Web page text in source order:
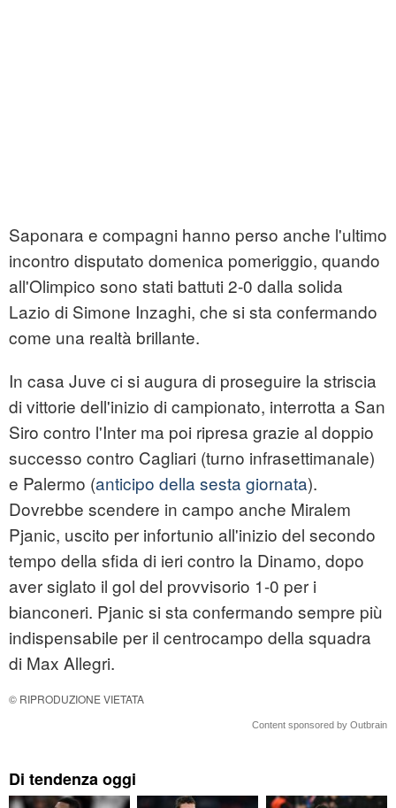
Saponara e compagni hanno perso anche l'ultimo
incontro disputato domenica pomeriggio, quando
all'Olimpico sono stati battuti 2-0 dalla solida
Lazio di Simone Inzaghi, che si sta confermando
come una realtà brillante.
In casa Juve ci si augura di proseguire la striscia
di vittorie dell'inizio di campionato, interrotta a San
Siro contro l'Inter ma poi ripresa grazie al doppio
successo contro Cagliari (turno infrasettimanale)
e Palermo (anticipo della sesta giornata).
Dovrebbe scendere in campo anche Miralem
Pjanic, uscito per infortunio all'inizio del secondo
tempo della sfida di ieri contro la Dinamo, dopo
aver siglato il gol del provvisorio 1-0 per i
bianconeri. Pjanic si sta confermando sempre più
indispensabile per il centrocampo della squadra
di Max Allegri.
© RIPRODUZIONE VIETATA
Content sponsored by Outbrain
Di tendenza oggi